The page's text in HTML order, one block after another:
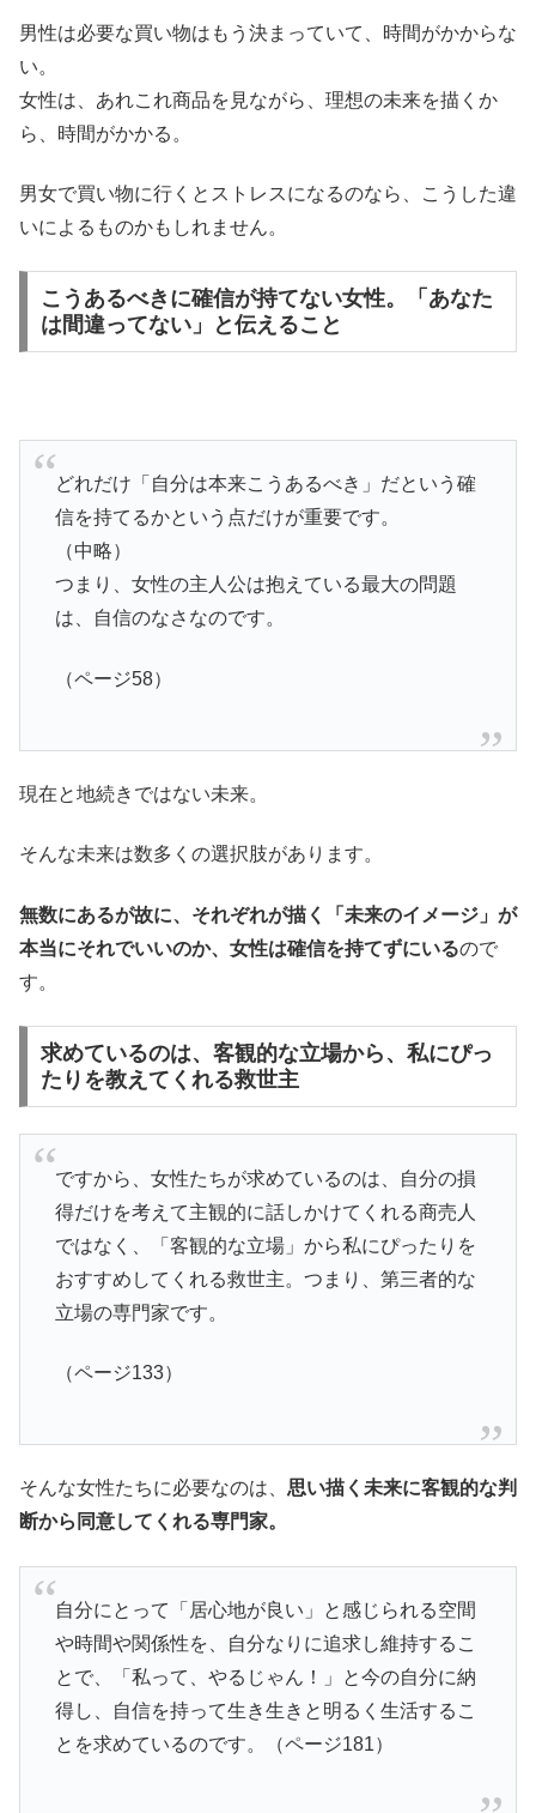
男性は必要な買い物はもう決まっていて、時間がかからな
い。
女性は、あれこれ商品を見ながら、理想の未来を描くか
ら、時間がかかる。
男女で買い物に行くとストレスになるのなら、こうした違
いによるものかもしれません。
こうあるべきに確信が持てない女性。「あなた
は間違ってない」と伝えること
どれだけ「自分は本来こうあるべき」だという確
信を持てるかという点だけが重要です。
（中略）
つまり、女性の主人公は抱えている最大の問題
は、自信のなさなのです。
（ページ58）
現在と地続きではない未来。
そんな未来は数多くの選択肢があります。
無数にあるが故に、それぞれが描く「未来のイメージ」が
本当にそれでいいのか、女性は確信を持てずにいるので
す。
求めているのは、客観的な立場から、私にぴっ
たりを教えてくれる救世主
ですから、女性たちが求めているのは、自分の損
得だけを考えて主観的に話しかけてくれる商売人
ではなく、「客観的な立場」から私にぴったりを
おすすめしてくれる救世主。つまり、第三者的な
立場の専門家です。
（ページ133）
そんな女性たちに必要なのは、 思い描く未来に客観的な判
断から同意してくれる専門家。
自分にとって「居心地が良い」と感じられる空間
や時間や関係性を、自分なりに追求し維持するこ
とで、「私って、やるじゃん！」と今の自分に納
得し、自信を持って生き生きと明るく生活するこ
とを求めているのです。（ページ181）